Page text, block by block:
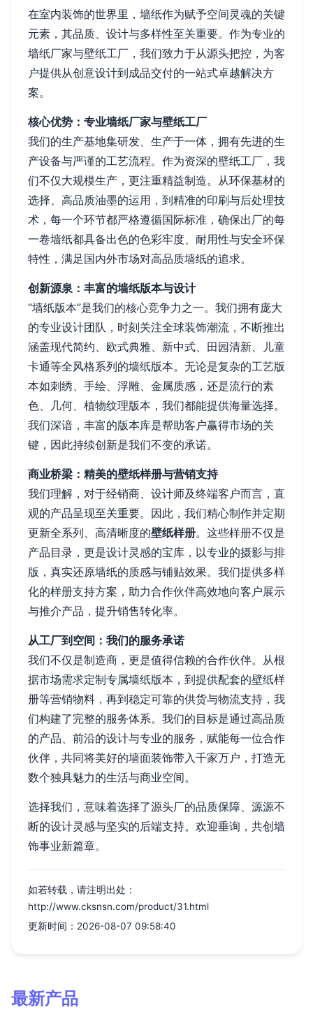
在室内装饰的世界里，墙纸作为赋予空间灵魂的关键
元素，其品质、设计与多样性至关重要。作为专业的
墙纸厂家与壁纸工厂，我们致力于从源头把控，为客
户提供从创意设计到成品交付的一站式卓越解决方
案。
核心优势：专业墙纸厂家与壁纸工厂
我们的生产基地集研发、生产于一体，拥有先进的生
产设备与严谨的工艺流程。作为资深的壁纸工厂，我
们不仅大规模生产，更注重精益制造。从环保基材的
选择、高品质油墨的运用，到精准的印刷与后处理技
术，每一个环节都严格遵循国际标准，确保出厂的每
一卷墙纸都具备出色的色彩牢度、耐用性与安全环保
特性，满足国内外市场对高品质墙纸的追求。
创新源泉：丰富的墙纸版本与设计
“墙纸版本”是我们的核心竞争力之一。我们拥有庞大
的专业设计团队，时刻关注全球装饰潮流，不断推出
涵盖现代简约、欧式典雅、新中式、田园清新、儿童
卡通等全风格系列的墙纸版本。无论是复杂的工艺版
本如刺绣、手绘、浮雕、金属质感，还是流行的素
色、几何、植物纹理版本，我们都能提供海量选择。
我们深谙，丰富的版本库是帮助客户赢得市场的关
键，因此持续创新是我们不变的承诺。
商业桥梁：精美的壁纸样册与营销支持
我们理解，对于经销商、设计师及终端客户而言，直
观的产品呈现至关重要。因此，我们精心制作并定期
更新全系列、高清晰度的壁纸样册。这些样册不仅是
产品目录，更是设计灵感的宝库，以专业的摄影与排
版，真实还原墙纸的质感与铺贴效果。我们提供多样
化的样册支持方案，助力合作伙伴高效地向客户展示
与推介产品，提升销售转化率。
从工厂到空间：我们的服务承诺
我们不仅是制造商，更是值得信赖的合作伙伴。从根
据市场需求定制专属墙纸版本，到提供配套的壁纸样
册等营销物料，再到稳定可靠的供货与物流支持，我
们构建了完整的服务体系。我们的目标是通过高品质
的产品、前沿的设计与专业的服务，赋能每一位合作
伙伴，共同将美好的墙面装饰带入千家万户，打造无
数个独具魅力的生活与商业空间。
选择我们，意味着选择了源头厂的品质保障、源源不
断的设计灵感与坚实的后端支持。欢迎垂询，共创墙
饰事业新篇章。
如若转载，请注明出处：
http://www.cksnsn.com/product/31.html
更新时间：2026-08-07 09:58:40
最新产品